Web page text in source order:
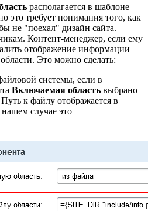
располагается в шаблоне
это требует понимания того, как
не "поехал" дизайн сайта.
Контент-менеджер, если ему
отображение информации
Это можно сделать:
системы, если в
Включаемая область выбрано
Путь к файлу отображается в
случае это